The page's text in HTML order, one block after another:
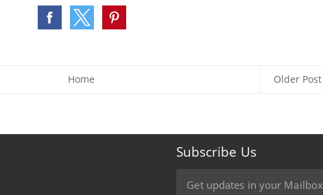
Older Post
Home
Subscribe Us
Get updates in your Mailbox